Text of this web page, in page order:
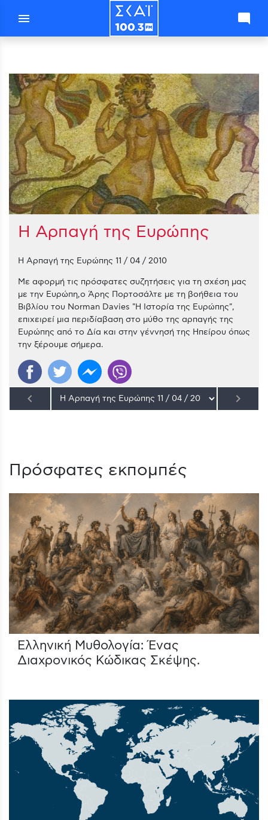
menu mode_comment
Η Αρπαγή της Ευρώπης
Η Αρπαγή της Ευρώπης 11 / 04 / 2010
Με αφορμή τις πρόσφατες συζητήσεις για τη σχέση μας
με την Ευρώπη,ο Άρης Πορτοσάλτε με τη βοήθεια του
Βιβλίου του Norman Davies "H Ιστορία της Ευρώπης",
επιχειρεί μια περιδίαβαση στο μύθο της αρπαγής της
Ευρώπης από το Δία και στην γέννησή της Ηπείρου όπως
την ξέρουμε σήμερα.
keyboard_arrow_left keyboard_arrow_right
Πρόσφατες εκπομπές
Ελληνική Μυθολογία: Ένας
Διαχρονικός Κώδικας Σκέψης.